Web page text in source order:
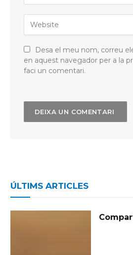
Desa el meu nom, correu
en aquest navegador per a la
faci un comentari.
ÚLTIMS ARTICLES